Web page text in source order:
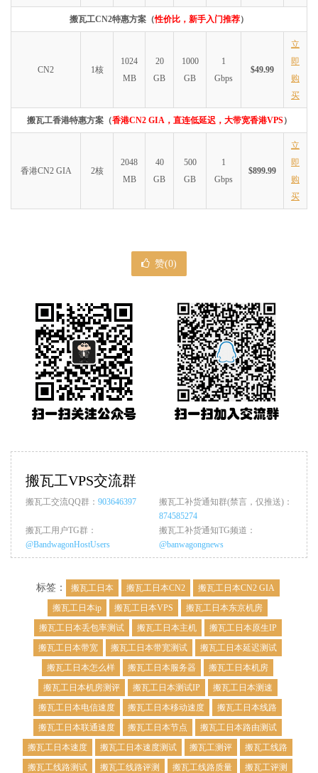
搬瓦工CN2特惠方案（性价比，新手入门推荐）
CN2 1核
1024
MB
20
GB
1000
GB
1
Gbps
$49.99
立
即
购
买
搬瓦工香港特惠方案（香港CN2 GIA，直连低延迟，大带宽香港VPS）
香港CN2 GIA 2核
2048
MB
40
GB
500
GB
1
Gbps
$899.99
立
即
购
买
赞(0)
搬瓦工VPS交流群
搬瓦工交流QQ群： 903646397
搬瓦工补货通知群(禁言，仅推送)：
874585274
搬瓦工用户TG群：
@BandwagonHostUsers
搬瓦工补货通知TG频道：
@banwagongnews
标签： 搬瓦工日本 搬瓦工日本CN2
搬瓦工日本CN2 GIA
搬瓦工日本ip
搬瓦工日本VPS
搬瓦工日本东京机房
搬瓦工日本丢包率测试
搬瓦工日本主机
搬瓦工日本原生IP
搬瓦工日本带宽
搬瓦工日本带宽测试
搬瓦工日本延迟测试
搬瓦工日本怎么样
搬瓦工日本服务器
搬瓦工日本机房
搬瓦工日本机房测评
搬瓦工日本测试IP
搬瓦工日本测速
搬瓦工日本电信速度
搬瓦工日本移动速度
搬瓦工日本线路
搬瓦工日本联通速度
搬瓦工日本节点
搬瓦工日本路由测试
搬瓦工日本速度
搬瓦工日本速度测试 搬瓦工测评
搬瓦工线路
搬瓦工线路测试
搬瓦工线路评测 搬瓦工线路质量
搬瓦工评测